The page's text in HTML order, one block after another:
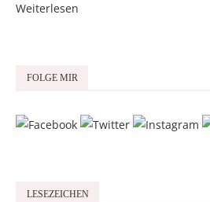
Weiterlesen
FOLGE MIR
LESEZEICHEN